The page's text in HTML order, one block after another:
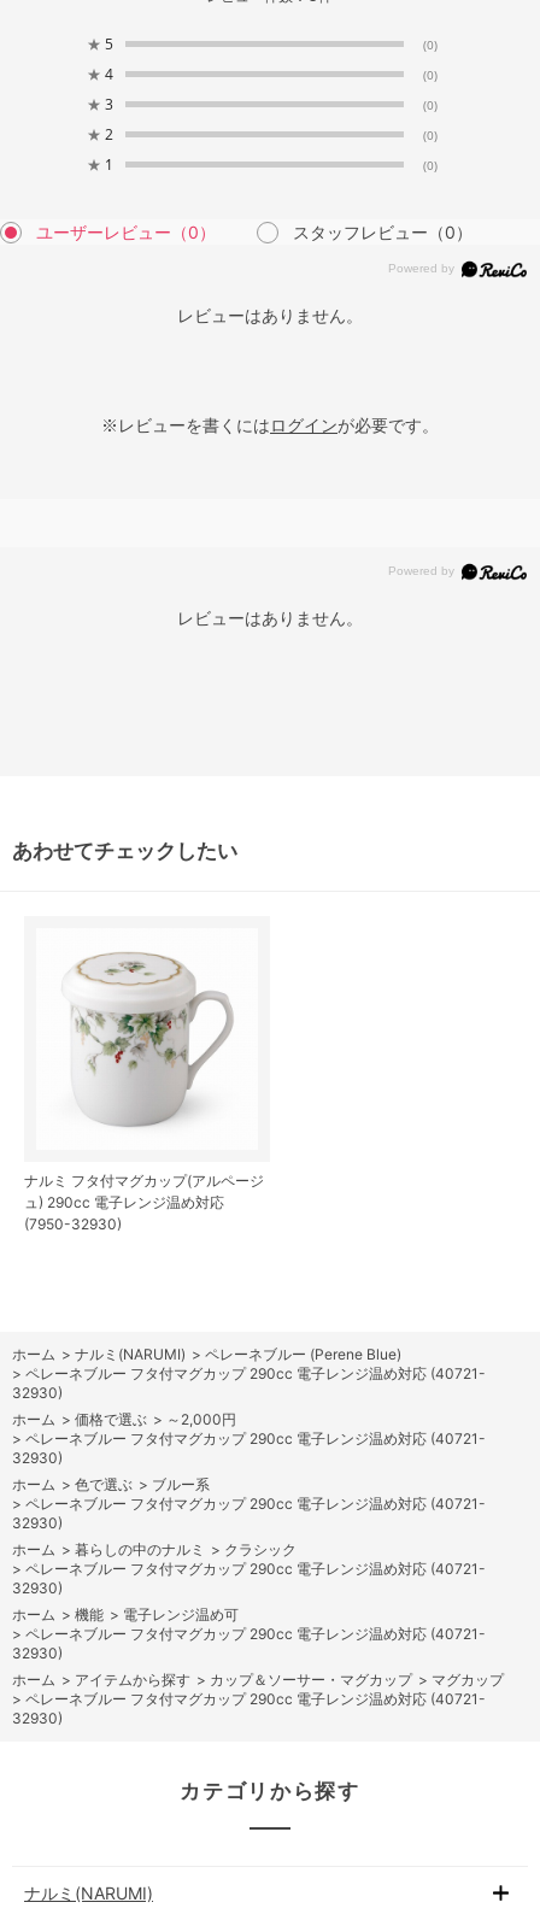
★ 5 (0)
★ 4 (0)
★ 3 (0)
★ 2 (0)
★ 1 (0)
ユーザーレビュー （0） スタッフレビュー （0）
レビューはありません。
※レビューを書くにはログインが必要です。
レビューはありません。
あわせてチェックしたい
ナルミ フタ付マグカップ(アルページ
ュ) 290cc 電子レンジ温め対応
(7950-32930)
ホーム > ナルミ(NARUMI) > ペレーネブルー (Perene Blue)
> ペレーネブルー フタ付マグカップ 290cc 電子レンジ温め対応 (40721-
32930)
ホーム > 価格で選ぶ > ～2,000円
> ペレーネブルー フタ付マグカップ 290cc 電子レンジ温め対応 (40721-
32930)
ホーム > 色で選ぶ > ブルー系
> ペレーネブルー フタ付マグカップ 290cc 電子レンジ温め対応 (40721-
32930)
ホーム > 暮らしの中のナルミ > クラシック
> ペレーネブルー フタ付マグカップ 290cc 電子レンジ温め対応 (40721-
32930)
ホーム > 機能 > 電子レンジ温め可
> ペレーネブルー フタ付マグカップ 290cc 電子レンジ温め対応 (40721-
32930)
ホーム > アイテムから探す > カップ＆ソーサー・マグカップ > マグカップ
> ペレーネブルー フタ付マグカップ 290cc 電子レンジ温め対応 (40721-
32930)
カテゴリから探す
ナルミ(NARUMI)